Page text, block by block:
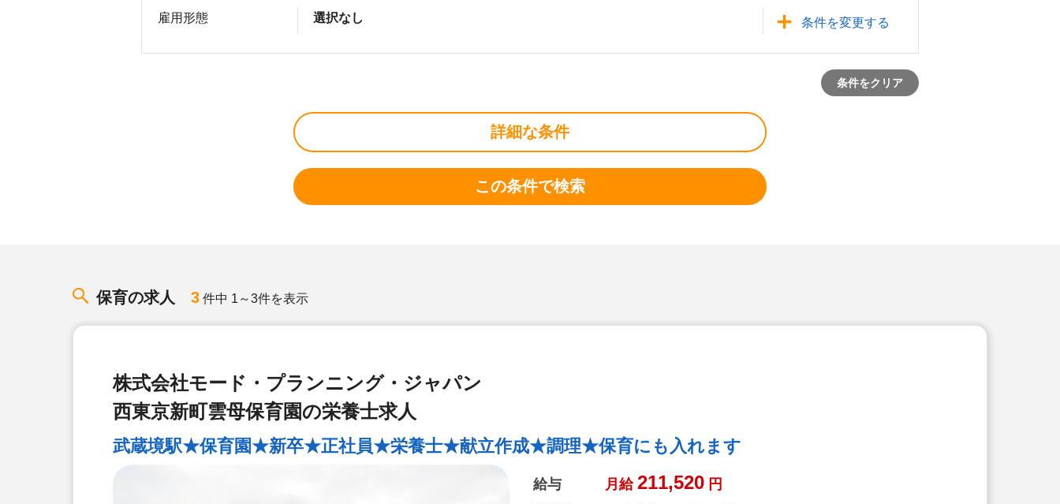
雇用形態 選択なし 条件を変更する
条件をクリア
詳細な条件
この条件で検索
保育の求人 3 件中 1～3件を表示
株式会社モード・プランニング・ジャパン
西東京新町雲母保育園の栄養士求人
武蔵境駅★保育園★新卒★正社員★栄養士★献立作成★調理★保育にも入れます
給与 月給 211,520 円